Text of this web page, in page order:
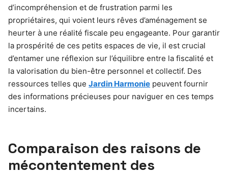
d’incompréhension et de frustration parmi les
propriétaires, qui voient leurs rêves d’aménagement se
heurter à une réalité fiscale peu engageante. Pour garantir
la prospérité de ces petits espaces de vie, il est crucial
d’entamer une réflexion sur l’équilibre entre la fiscalité et
la valorisation du bien-être personnel et collectif. Des
ressources telles que Jardin Harmonie peuvent fournir
des informations précieuses pour naviguer en ces temps
incertains.
Comparaison des raisons de
mécontentement des